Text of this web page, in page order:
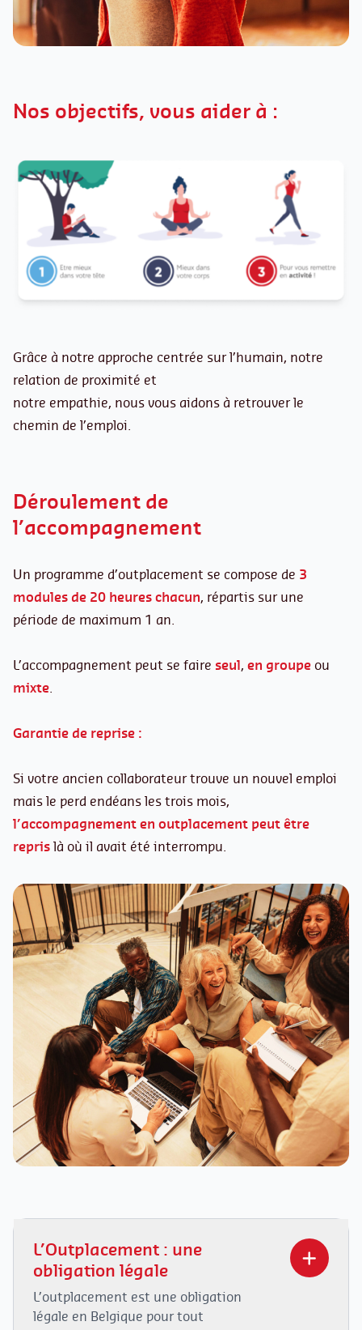
Nos objectifs, vous aider à :
Grâce à notre approche centrée sur l’humain, notre
relation de proximité et
notre empathie, nous vous aidons à retrouver le
chemin de l’emploi.
Déroulement de
l’accompagnement
Un programme d’outplacement se compose de 3
modules de 20 heures chacun, répartis sur une
période de maximum 1 an.
L’accompagnement peut se faire seul, en groupe ou
mixte.
Garantie de reprise :
Si votre ancien collaborateur trouve un nouvel emploi
mais le perd endéans les trois mois,
l’accompagnement en outplacement peut être
repris là où il avait été interrompu.
L’Outplacement : une
obligation légale
L’outplacement est une obligation
légale en Belgique pour tout